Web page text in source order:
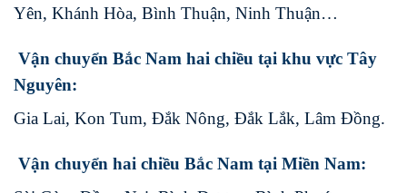
Yên, Khánh Hòa, Bình Thuận, Ninh Thuận…
Vận chuyển Bắc Nam hai chiều tại khu vực Tây
Nguyên:
Gia Lai, Kon Tum, Đắk Nông, Đắk Lắk, Lâm Đồng.
Vận chuyển hai chiều Bắc Nam tại Miền Nam: